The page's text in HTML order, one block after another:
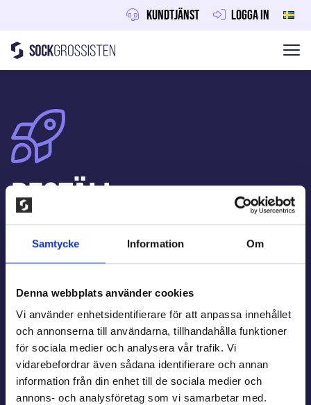
Samtycke Information Om
Denna webbplats använder cookies
Vi använder enhetsidentifierare för att anpassa innehållet
och annonserna till användarna, tillhandahålla funktioner
för sociala medier och analysera vår trafik. Vi
vidarebefordrar även sådana identifierare och annan
information från din enhet till de sociala medier och
annons- och analysföretag som vi samarbetar med.
Kundtjänst Logga in
Hoppa till innehåll
Sockgrossisten
Beställ
information
sälja våra produkter. Fyll i dina
kontaktuppgifter, så skickar vi information helt
kostnadsfritt och utan förbindelser.
LADDA INFOBROSCHYR SOM PDF HÄR